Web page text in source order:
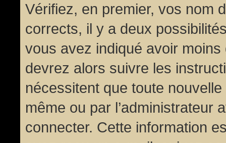
Vérifiez, en premier, vos nom
corrects, il y a deux
vous avez indiqué avoir
devrez alors suivre les
nécessitent que toute
même ou par l’administrateur
connecter. Cette information